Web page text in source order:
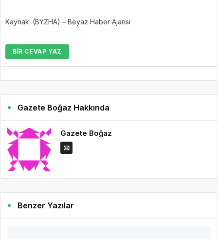
Kaynak: (BYZHA) – Beyaz Haber Ajansı
BIR CEVAP YAZ
Gazete Boğaz Hakkında
Gazete Boğaz
Benzer Yazılar